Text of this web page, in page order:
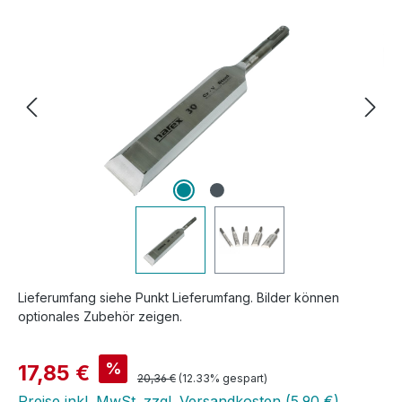
Lieferumfang siehe Punkt Lieferumfang. Bilder können
optionales Zubehör zeigen.
Verkaufspreis:
17,85 € % Regulärer Preis:
20,36 € (12.33% gespart)